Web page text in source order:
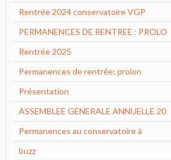
Rentrée 2024 conservatoire VGP
PERMANENCES DE RENTREE : PROLO
Rentrée 2025
Permanences de rentrée: prolon
Présentation
ASSEMBLEE GENERALE ANNUELLE 20
Permanences au conservatoire à
buzz